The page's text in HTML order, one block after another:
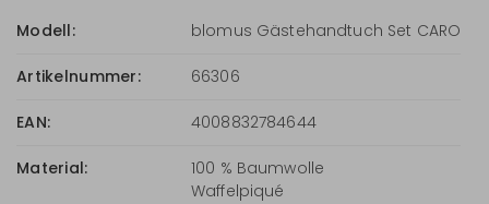
Modell: blomus Gästehandtuch Set CARO
Artikelnummer: 66306
EAN: 4008832784644
Material:
100 % Baumwolle
Waffelpiqué